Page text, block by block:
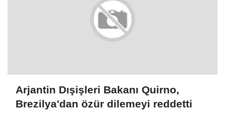
Arjantin Dışişleri Bakanı Quirno,
Brezilya'dan özür dilemeyi reddetti